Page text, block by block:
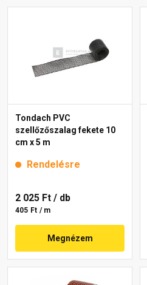
Tondach PVC
szellőzőszalag fekete 10
cm x 5 m
Rendelésre
2 025 Ft / db
405 Ft / m
Megnézem